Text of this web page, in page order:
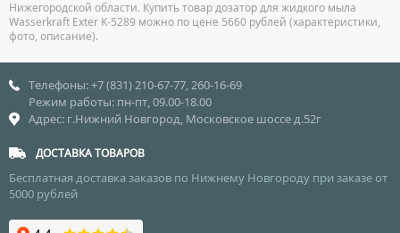
Нижегородской области. Купить товар дозатор для жидкого мыла
Wasserkraft Exter K-5289 можно по цене 5660 рублей (характеристики,
фото, описание).
Телефоны: +7 (831) 210-67-77, 260-16-69
Режим работы: пн-пт, 09.00-18.00
Адрес: г.Нижний Новгород, Московское шоссе д.52г
ДОСТАВКА ТОВАРОВ
Бесплатная доставка заказов по Нижнему Новгороду при заказе от
5000 рублей